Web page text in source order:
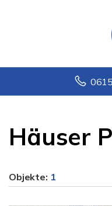
Häuser
Objekte: 1